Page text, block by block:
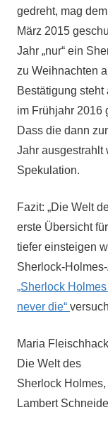
gedreht, mag
März 2015
Jahr „nur“ ein
zu Weihnachten
Bestätigung steht
im Frühjahr 2016
Dass die dann
Jahr ausgestrahlt
Spekulation.
Fazit: „Die Welt
erste Übersicht
tiefer einsteigen
Sherlock-
„Sherlock
never die“
Maria
Die Welt des
Sherlock Holmes,
Lambert